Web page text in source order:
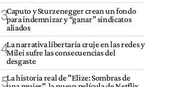
3Caputo y Sturzenegger crean un fondo
para indemnizar y “ganar” sindicatos
aliados
4La narrativa libertaria cruje en las redes y
Milei sufre las consecuencias del
desgaste
5La historia real de "Elize: Sombras de